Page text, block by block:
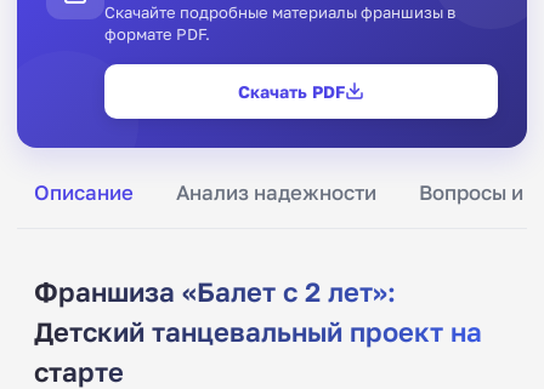
Описание Анализ надежности Вопросы и
Франшиза «Балет с 2 лет»:
Детский танцевальный проект на
старте
Скачайте подробные материалы франшизы в
формате PDF.
Скачать PDF